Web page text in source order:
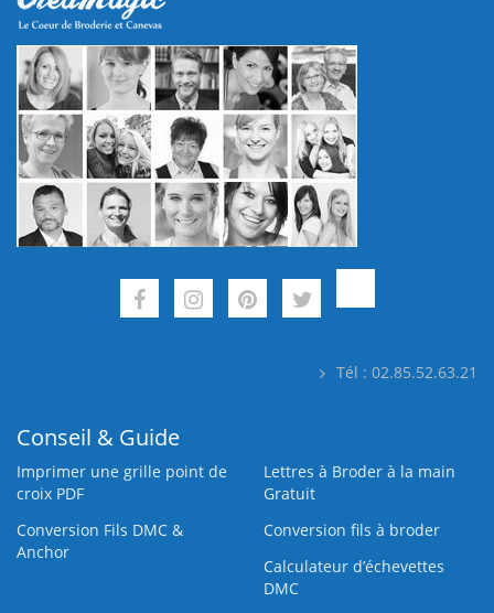
Tél : 02.85.52.63.21
Conseil & Guide
Imprimer une grille point de
croix PDF
Lettres à Broder à la main
Gratuit
Conversion Fils DMC &
Anchor
Conversion fils à broder
Calculateur d’échevettes
DMC